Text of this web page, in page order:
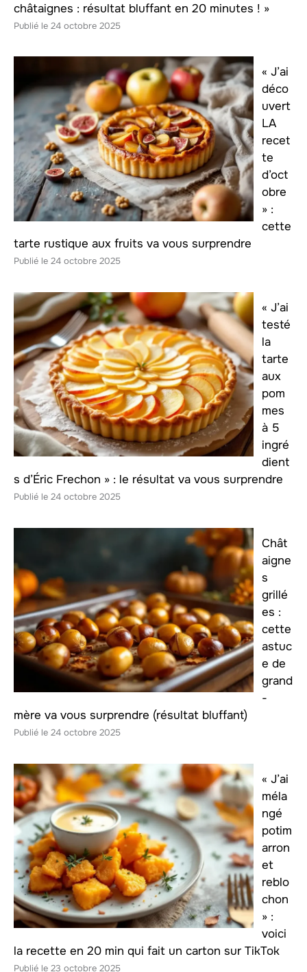
châtaignes : résultat bluffant en 20 minutes ! »
24 octobre 2025
« J’ai
déco
uvert
LA
recet
te
d’oct
obre
» :
cette
tarte rustique aux fruits va vous surprendre
24 octobre 2025
« J’ai
testé
la
tarte
aux
pom
mes
à 5
ingré
dient
s d’Éric Frechon » : le résultat va vous surprendre
24 octobre 2025
Chât
aigne
s
grillé
es :
cette
astuc
e de
grand
-
mère va vous surprendre (résultat bluffant)
24 octobre 2025
« J’ai
méla
ngé
potim
arron
et
reblo
chon
» :
voici
la recette en 20 min qui fait un carton sur TikTok
23 octobre 2025